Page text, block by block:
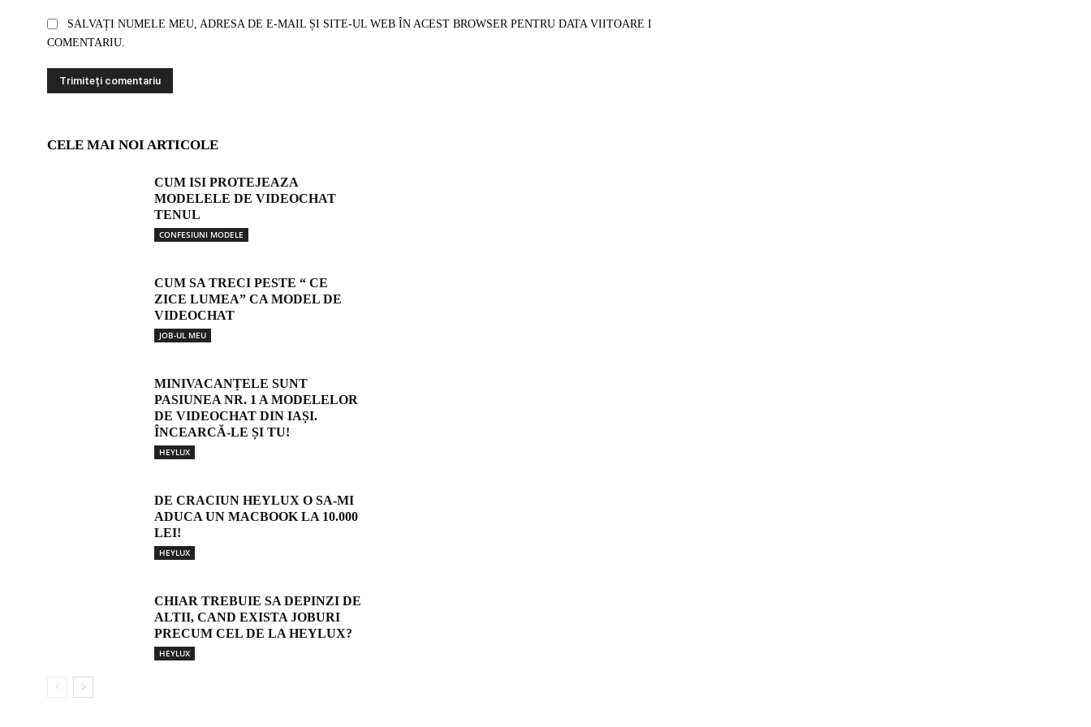
SALVAȚI NUMELE MEU, ADRESA DE E-MAIL ȘI SITE-UL WEB ÎN ACEST BROWSER PENTRU DATA VIITOARE I
COMENTARIU.
CELE MAI NOI ARTICOLE
CUM ISI PROTEJEAZA
MODELELE DE VIDEOCHAT
TENUL
CONFESIUNI MODELE
CUM SA TRECI PESTE “ CE
ZICE LUMEA” CA MODEL DE
VIDEOCHAT
JOB-UL MEU
MINIVACANȚELE SUNT
PASIUNEA NR. 1 A MODELELOR
DE VIDEOCHAT DIN IAȘI.
ÎNCEARCĂ-LE ȘI TU!
HEYLUX
DE CRACIUN HEYLUX O SA-MI
ADUCA UN MACBOOK LA 10.000
LEI!
HEYLUX
CHIAR TREBUIE SA DEPINZI DE
ALTII, CAND EXISTA JOBURI
PRECUM CEL DE LA HEYLUX?
HEYLUX